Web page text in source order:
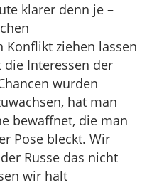
klarer denn je –
Konflikt ziehen lassen
Interessen der
wurden
hat man
bewaffnet, die man
Pose bleckt. Wir
Russe das nicht
wir halt